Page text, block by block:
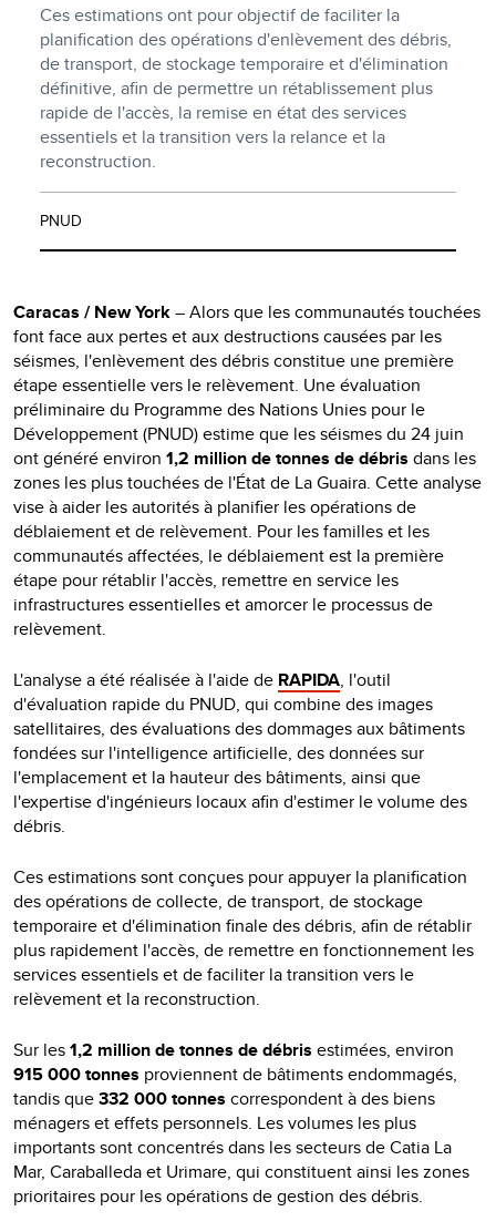
Ces estimations ont pour objectif de faciliter la
planification des opérations d'enlèvement des débris,
de transport, de stockage temporaire et d'élimination
définitive, afin de permettre un rétablissement plus
rapide de l'accès, la remise en état des services
essentiels et la transition vers la relance et la
reconstruction.
PNUD
Caracas / New York– Alors que les communautés touchées
font face aux pertes et aux destructions causées par les
séismes, l'enlèvement des débris constitue une première
étape essentielle vers le relèvement. Une évaluation
préliminaire du Programme des Nations Unies pour le
Développement (PNUD) estime que les séismes du 24 juin
ont généré environ 1,2 million de tonnes de débris dans les
zones les plus touchées de l'État de La Guaira. Cette analyse
vise à aider les autorités à planifier les opérations de
déblaiement et de relèvement. Pour les familles et les
communautés affectées, le déblaiement est la première
étape pour rétablir l'accès, remettre en service les
infrastructures essentielles et amorcer le processus de
relèvement.
L'analyse a été réalisée à l'aide de RAPIDA, l'outil
d'évaluation rapide du PNUD, qui combine des images
satellitaires, des évaluations des dommages aux bâtiments
fondées sur l'intelligence artificielle, des données sur
l'emplacement et la hauteur des bâtiments, ainsi que
l'expertise d'ingénieurs locaux afin d'estimer le volume des
débris.
Ces estimations sont conçues pour appuyer la planification
des opérations de collecte, de transport, de stockage
temporaire et d'élimination finale des débris, afin de rétablir
plus rapidement l'accès, de remettre en fonctionnement les
services essentiels et de faciliter la transition vers le
relèvement et la reconstruction.
Sur les1,2 million de tonnes de débris estimées, environ
915 000 tonnes proviennent de bâtiments endommagés,
tandis que332 000 tonnes correspondent à des biens
ménagers et effets personnels. Les volumes les plus
importants sont concentrés dans les secteurs de Catia La
Mar, Caraballeda et Urimare, qui constituent ainsi les zones
prioritaires pour les opérations de gestion des débris.